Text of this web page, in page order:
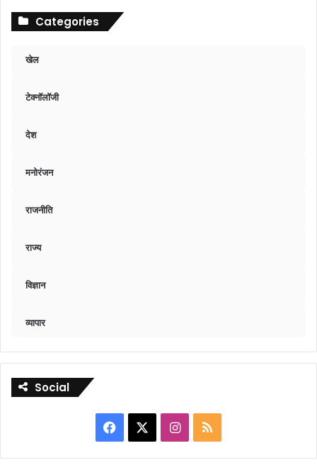
Categories
खेल
टेक्नॉलॉजी
देश
मनोरंजन
राजनीति
राज्य
विज्ञान
व्यापार
Social
Facebook Instagram
RSS